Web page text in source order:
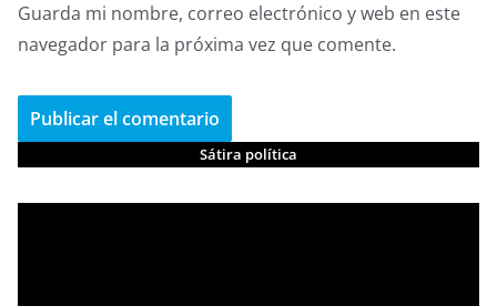
Guarda mi nombre, correo electrónico y web en este
navegador para la próxima vez que comente.
Sátira política